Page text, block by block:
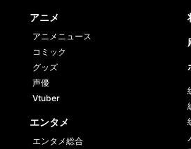
アニメ
アニメニュース
コミック
グッズ
声優
Vtuber
エンタメ
エンタメ総合